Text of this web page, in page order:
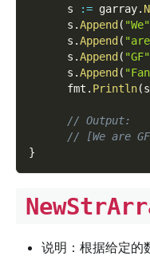
      s
:= garray.
      s
.Append ( "We"
      s
.Append (
      s
.Append ( "GF"
      s
.Append (
      fmt
. Println(s
// Output:
// [We are
}
说明：根据给定的